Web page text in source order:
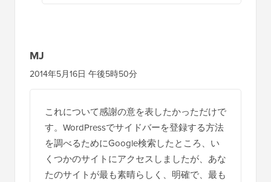
MJ
2014年5月16日 午後5時50分
これについて感謝の意を表したかっただけで
す。WordPressでサイドバーを登録する方法
を調べるためにGoogle検索したところ、い
くつかのサイトにアクセスしましたが、あな
たのサイトが最も素晴らしく、明確で、最も